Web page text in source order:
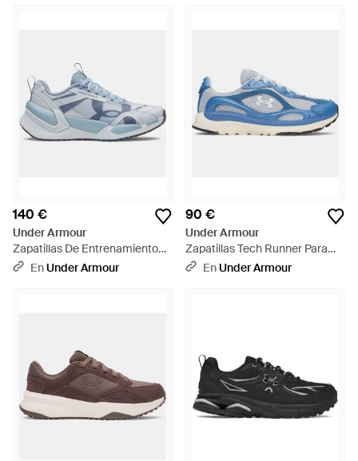
140 €
Under Armour
Zapatillas De Entrenamiento
Reign Xt Para Mujer Wind Fog
EnUnder Armour
90 €
Under Armour
Zapatillas Tech Runner Para
Mujer Azul Fog Aegean Azul
EnUnder Armour